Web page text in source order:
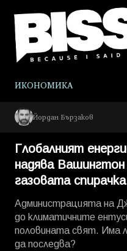
ИКОНОМИКА
Йордан Бързаков
Глобалният
надява Вашингтон
газовата спирачка
Администрацията на
до климатичните
половината свят. Има
да последва?